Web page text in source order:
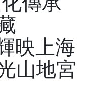
映上海
山地宮